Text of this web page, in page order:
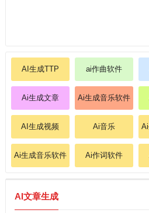
AI生成TTP ai作曲软件
Ai生成文章 Ai生成音乐软件
AI生成视频 Ai音乐
Ai生成音乐软件 Ai作词软件
AI文章生成